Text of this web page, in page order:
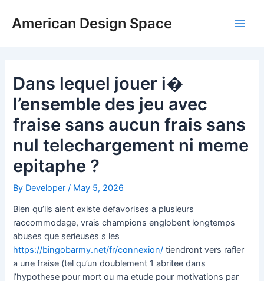
American Design Space
Dans lequel jouer i�
l’ensemble des jeu avec
fraise sans aucun frais sans
nul telechargement ni meme
epitaphe ?
By Developer/ May 5, 2026
Bien qu’ils aient existe defavorises a plusieurs
raccommodage, vrais champions englobent longtemps
abuses que serieuses s les
https://bingobarmy.net/fr/connexion/ tiendront vers rafler
a une fraise (tel qu’un doublement 1 abritee dans
l’hypothese pour mort ou ma etude pour motivations par
navigation